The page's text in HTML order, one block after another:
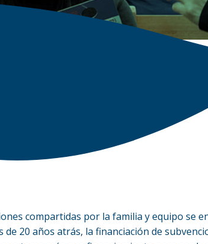
compartidas por la familia y equipo se
20 años atrás, la financiación de